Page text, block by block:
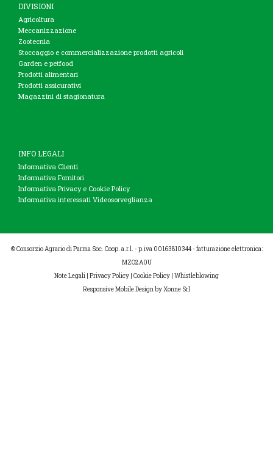
DIVISIONI
Agricoltura
Meccanizzazione
Zootecnia
Stoccaggio e commercializzazione prodotti agricoli
Garden e petfood
Prodotti alimentari
Prodotti assicurativi
Magazzini di stagionatura
INFO LEGALI
Informativa Clienti
Informativa Fornitori
Informativa Privacy e Cookie Policy
Informativa interessati Videosorveglianza
© Consorzio Agrario di Parma Soc. Coop. a.r.l. - p.iva 00163810344 - fatturazione elettronica:
MZO2A0U
Note Legali | Privacy Policy | Cookie Policy | Whistleblowing
Responsive Mobile Design by Xonne Srl